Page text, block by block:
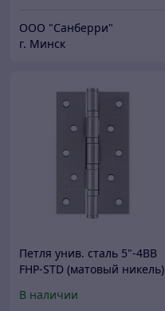
ООО "Санберри"
г. Минск
Петля унив. сталь 5"-4ВВ
FHP-STD (матовый никель)
В наличии